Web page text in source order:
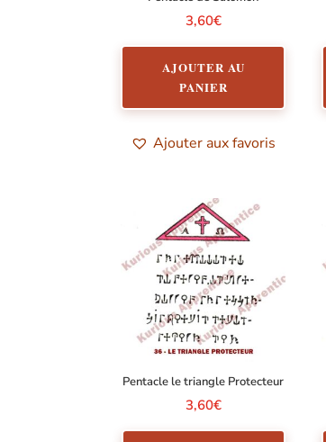
3,60€
AJOUTER AU
PANIER
Ajouter aux favoris
Pentacle le triangle Protecteur
3,60€